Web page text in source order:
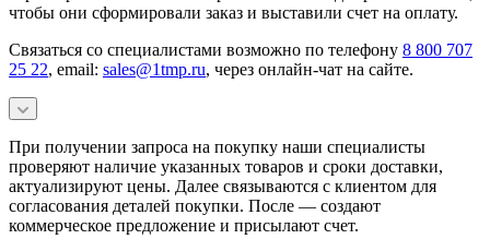
чтобы они сформировали заказ и выставили счет на оплату.
Связаться со специалистами возможно по телефону 8 800 707
25 22, email: sales@1tmp.ru, через онлайн-чат на сайте.
При получении запроса на покупку наши специалисты
проверяют наличие указанных товаров и сроки доставки,
актуализируют цены. Далее связываются с клиентом для
согласования деталей покупки. После — создают
коммерческое предложение и присылают счет.